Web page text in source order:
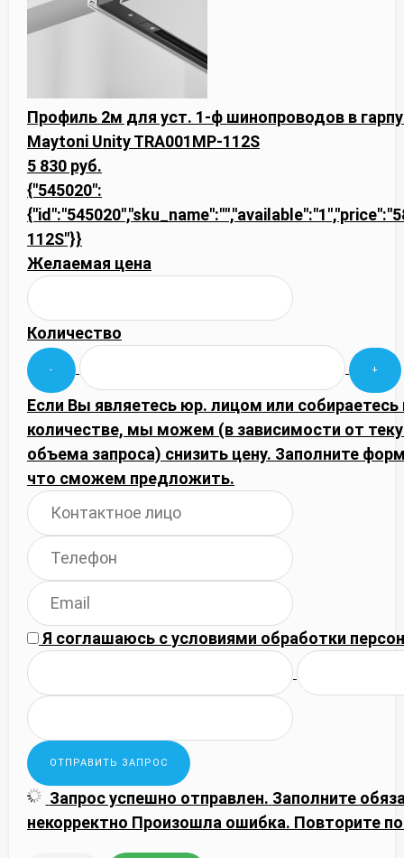
Профиль 2м для уст. 1-ф шинопроводов в
Maytoni Unity TRA001MP-112S
5 830 руб.
{"545020":
112S"}}
Желаемая цена
Количество
Если Вы являетесь юр. лицом или
количестве, мы можем (в зависимости от
объема запроса) снизить цену. Заполните
что сможем предложить.
Я соглашаюсь сусловиями обработки
Запрос успешно отправлен. Заполните
некорректно Произошла ошибка. Повторите